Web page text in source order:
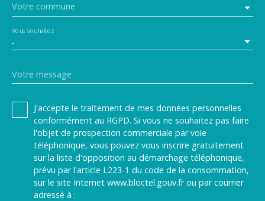
Votre commune
-
Vous souhaitez
Votre message
J'accepte le traitement de mes données personnelles
conformément au RGPD. Si vous ne souhaitez pas faire
l'objet de prospection commerciale par voie
téléphonique, vous pouvez vous inscrire gratuitement
sur la liste d'opposition au démarchage téléphonique,
prévu par l'article L223-1 du code de la consommation,
sur le site Internet www.bloctel.gouv.fr ou par courrier
adressé à :